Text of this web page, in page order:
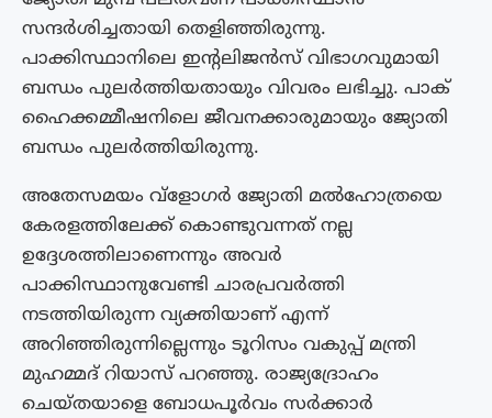
സന്ദർശിച്ചതായി തെളിഞ്ഞിരുന്നു.
പാക്കിസ്ഥാനിലെ ഇന്റലിജൻസ് വിഭാഗവുമായി
ബന്ധം പുലർത്തിയതായും വിവരം ലഭിച്ചു. പാക്
ഹൈക്കമ്മീഷനിലെ ജീവനക്കാരുമായും ജ്യോതി
ബന്ധം പുലർത്തിയിരുന്നു.
അതേസമയം വ്‌ളോഗര്‍ ജ്യോതി മല്‍ഹോത്രയെ
കേരളത്തിലേക്ക് കൊണ്ടുവന്നത് നല്ല
ഉദ്ദേശത്തിലാണെന്നും അവര്‍
പാക്കിസ്ഥാനുവേണ്ടി ചാരപ്രവര്‍ത്തി
നടത്തിയിരുന്ന വ്യക്തിയാണ് എന്ന്
അറിഞ്ഞിരുന്നില്ലെന്നും ടൂറിസം വകുപ്പ് മന്ത്രി
മുഹമ്മദ് റിയാസ് പറഞ്ഞു. രാജ്യദ്രോഹം
ചെയ്തയാളെ ബോധപൂര്‍വം സര്‍ക്കാര്‍